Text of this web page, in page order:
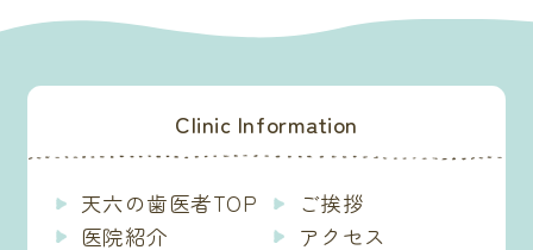
Clinic Information
天六の歯医者TOP
ご挨拶
医院紹介
アクセス